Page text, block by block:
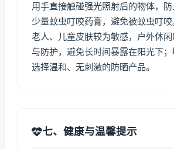
用手直接触碰强光照射后的物体，
少量蚊虫叮咬药膏，避免被蚊虫叮咬
老人、儿童皮肤较为敏感，户外休
与防护，避免长时间暴露在阳光下
选择温和、无刺激的防晒产品。
七、健康与温馨提示